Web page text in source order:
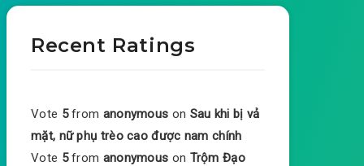
Recent Ratings
Vote 5 from anonymous on Sau khi bị vả
mặt, nữ phụ trèo cao được nam chính
Vote 5 from anonymous on Trộm Đạo